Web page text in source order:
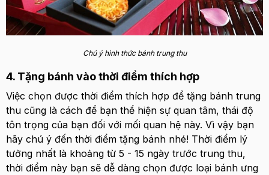
Chú ý hình thức bánh trung thu
4. Tặng bánh vào thời điểm thích hợp
Việc chọn được thời điểm thích hợp để tặng bánh trung
thu cũng là cách để bạn thể hiện sự quan tâm, thái độ
tôn trọng của bạn đối với mối quan hệ này. Vì vậy bạn
hãy chú ý đến thời điểm tặng bánh nhé! Thời điểm lý
tưởng nhất là khoảng từ 5 - 15 ngày trước trung thu,
thời điểm này bạn sẽ dễ dàng chọn được loại bánh ưng